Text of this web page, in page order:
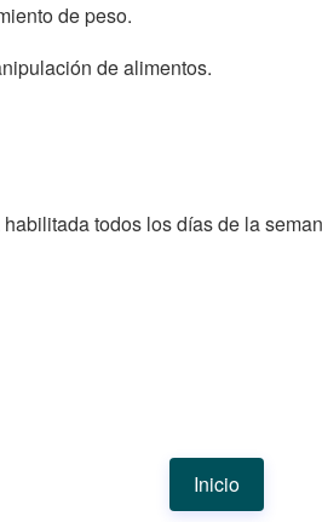
de peso.
de alimentos.
todos los días de la
Inicio